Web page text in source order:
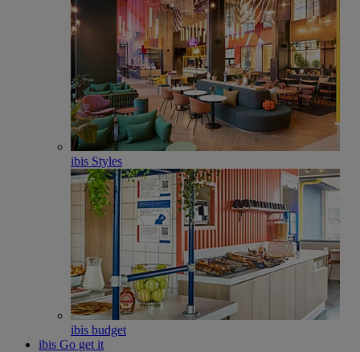
ibis Styles
ibis budget
ibis Go get it